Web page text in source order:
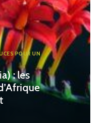
POUR UN
: les